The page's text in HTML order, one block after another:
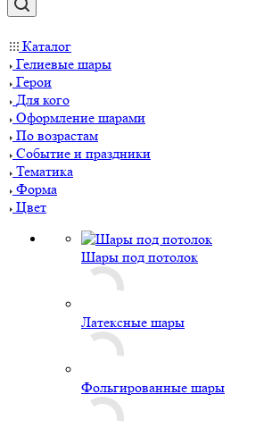
Каталог
Гелиевые шары
Герои
Для кого
Оформление шарами
По возрастам
Событие и праздники
Тематика
Форма
Цвет
Шары под потолок
Латексные шары
Фольгированные шары